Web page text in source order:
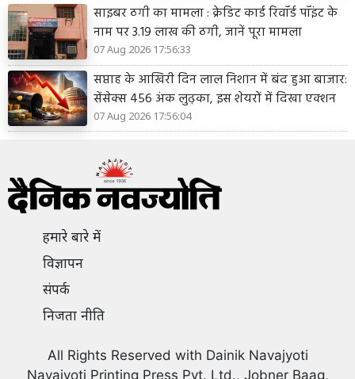
साइबर ठगी का मामला : क्रेडिट कार्ड रिवॉर्ड पॉइंट के
नाम पर 3.19 लाख की ठगी, जानें पूरा मामला
07 Aug 2026 17:56:33
सप्ताह के आखिरी दिन लाल निशान में बंद हुआ बाजार:
सेंसेक्स 456 अंक लुढ़का, इस शेयरों में दिखा एक्शन
07 Aug 2026 17:56:04
हमारे बारे में
विज्ञापन
संपर्क
निजता नीति
All Rights Reserved with Dainik Navajyoti
Navajyoti Printing Press Pvt. Ltd., Jobner Baag,